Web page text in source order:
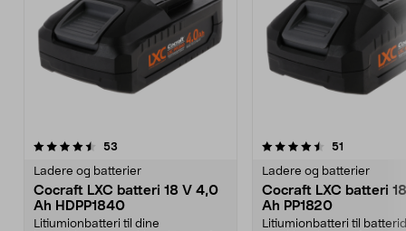
53
Ladere og batterier
Cocraft LXC batteri 18 V 4,0
Ah HDPP1840
Litiumionbatteri til dine
4.5av 5 stjerner 51
Ladere og batterier
Cocraft LXC batteri
Ah PP1820
Litiumionbatteri til
5.0av 5 stjerner